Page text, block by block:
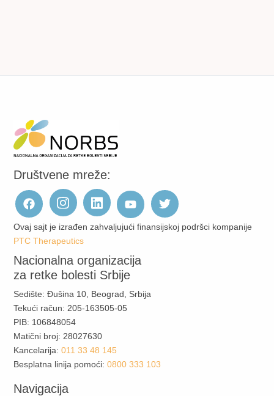
Društvene mreže:
Ovaj sajt je izrađen zahvaljujući finansijskoj podršci kompanije
PTC Therapeutics
Nacionalna organizacija
za retke bolesti Srbije
Sedište: Đušina 10, Beograd, Srbija
Tekući račun: 205-163505-05
PIB: 106848054
Matični broj: 28027630
Kancelarija: 011 33 48 145
Besplatna linija pomoći: 0800 333 103
Navigacija